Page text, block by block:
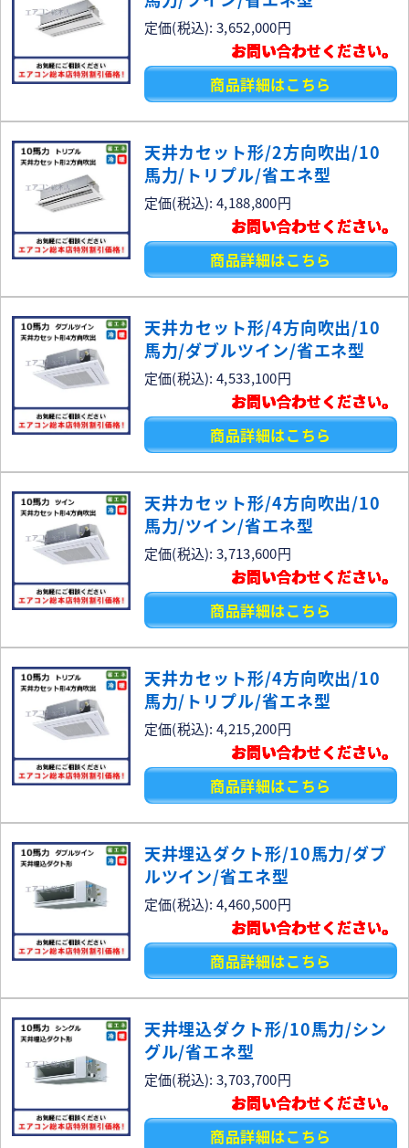
定価(税込): 3,652,000円
お問い合わせください。
商品詳細はこちら
天井カセット形/2方向吹出/10
馬力/トリプル/省エネ型
定価(税込): 4,188,800円
お問い合わせください。
商品詳細はこちら
天井カセット形/4方向吹出/10
馬力/ダブルツイン/省エネ型
定価(税込): 4,533,100円
お問い合わせください。
商品詳細はこちら
天井カセット形/4方向吹出/10
馬力/ツイン/省エネ型
定価(税込): 3,713,600円
お問い合わせください。
商品詳細はこちら
天井カセット形/4方向吹出/10
馬力/トリプル/省エネ型
定価(税込): 4,215,200円
お問い合わせください。
商品詳細はこちら
天井埋込ダクト形/10馬力/ダブ
ルツイン/省エネ型
定価(税込): 4,460,500円
お問い合わせください。
商品詳細はこちら
天井埋込ダクト形/10馬力/シン
グル/省エネ型
定価(税込): 3,703,700円
お問い合わせください。
商品詳細はこちら